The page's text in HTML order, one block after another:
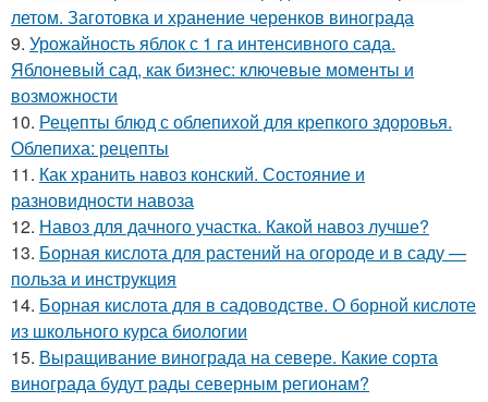
летом. Заготовка и хранение черенков винограда
9. Урожайность яблок с 1 га интенсивного сада.
Яблоневый сад, как бизнес: ключевые моменты и
возможности
10. Рецепты блюд с облепихой для крепкого здоровья.
Облепиха: рецепты
11. Как хранить навоз конский. Состояние и
разновидности навоза
12. Навоз для дачного участка. Какой навоз лучше?
13. Борная кислота для растений на огороде и в саду —
польза и инструкция
14. Борная кислота для в садоводстве. О борной кислоте
из школьного курса биологии
15. Выращивание винограда на севере. Какие сорта
винограда будут рады северным регионам?